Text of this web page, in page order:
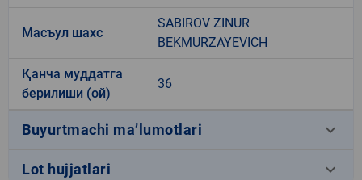
Масъул шахс
SABIROV ZINUR
BEKMURZAYEVICH
Қанча муддатга
берилиши (ой)
36
Buyurtmachi ma’lumotlari keyboard_arrow_down
Lot hujjatlari keyboard_arrow_down